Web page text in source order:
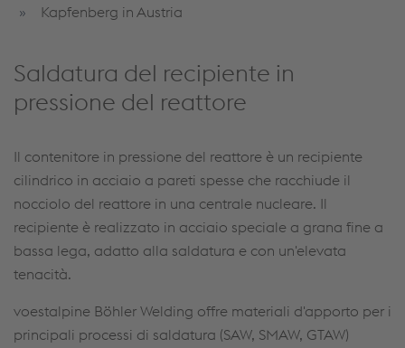
Kapfenberg in Austria
Saldatura del recipiente in
pressione del reattore
Il contenitore in pressione del reattore è un recipiente
cilindrico in acciaio a pareti spesse che racchiude il
nocciolo del reattore in una centrale nucleare. Il
recipiente è realizzato in acciaio speciale a grana fine a
bassa lega, adatto alla saldatura e con un'elevata
tenacità.
voestalpine Böhler Welding offre materiali d'apporto per i
principali processi di saldatura (SAW, SMAW, GTAW)